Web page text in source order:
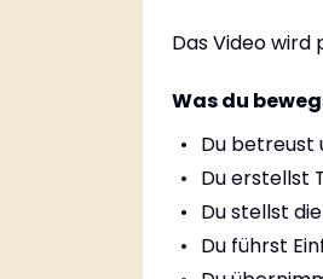
Das Video wird
Was du
Du betreust
Du erstellst
Du stellst
Du führst